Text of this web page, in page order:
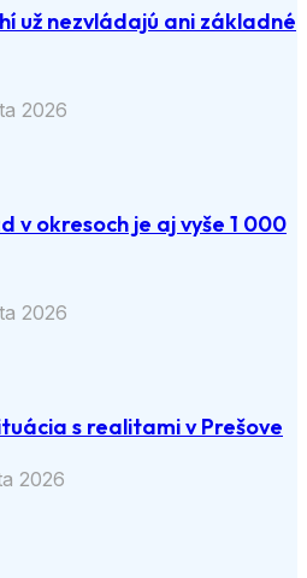
už nezvládajú ani základné
2026
v okresoch je aj vyše 1 000
2026
s realitami v Prešove
2026